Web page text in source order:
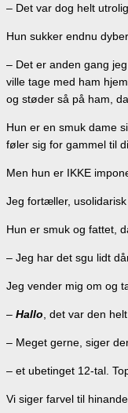
– Det var dog helt
Hun sukker endnu
– Det er anden gang
ville tage med ham
og støder så på ham,
Hun er en smuk dame
føler sig for gammel til
Men hun er IKKE
Jeg fortæller,
Hun er smuk og fattet,
– Jeg har det sgu lidt
Jeg vender mig om og
– Hallo , det var den
– Meget gerne, siger
– et ubetinget 12-tal.
Vi siger farvel til